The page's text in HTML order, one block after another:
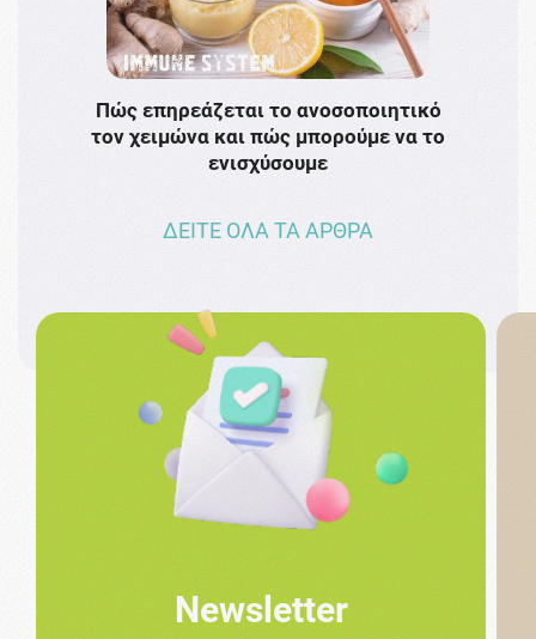
Πώς επηρεάζεται το ανοσοποιητικό
τον χειμώνα και πώς μπορούμε να το
ενισχύσουμε
ΔΕΙΤΕ ΟΛΑ ΤΑ ΑΡΘΡΑ
Newsletter